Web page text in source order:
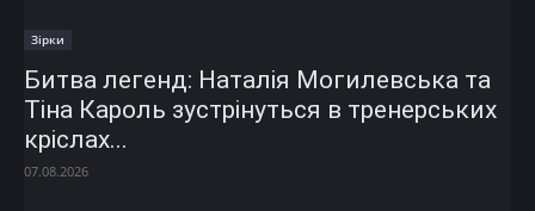
Зірки
Битва легенд: Наталія Могилевська та
Тіна Кароль зустрінуться в тренерських
кріслах...
07.08.2026